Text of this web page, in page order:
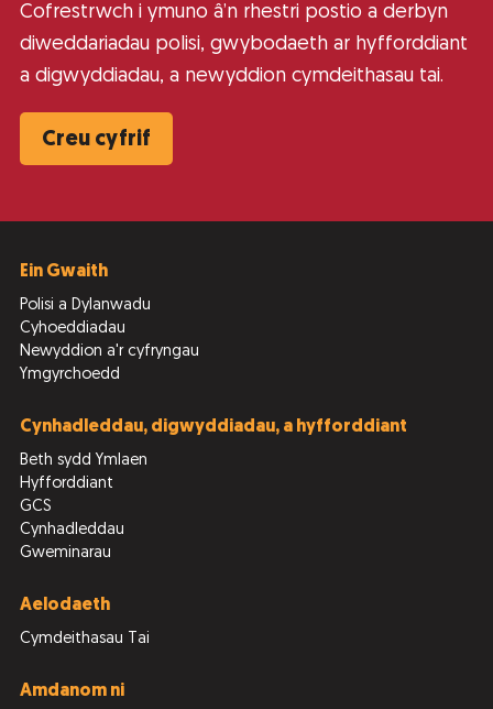
Cofrestrwch i ymuno â’n rhestri postio a derbyn
diweddariadau polisi, gwybodaeth ar hyfforddiant
a digwyddiadau, a newyddion cymdeithasau tai.
Creu cyfrif
Ein Gwaith
Polisi a Dylanwadu
Cyhoeddiadau
Newyddion a'r cyfryngau
Ymgyrchoedd
Cynhadleddau, digwyddiadau, a hyfforddiant
Beth sydd Ymlaen
Hyfforddiant
GCS
Cynhadleddau
Gweminarau
Aelodaeth
Cymdeithasau Tai
Amdanom ni